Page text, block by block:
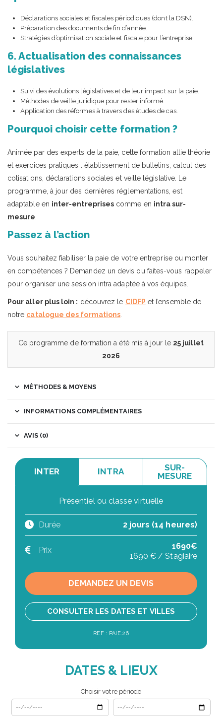
Déclarations sociales et fiscales périodiques (dont la DSN).
Préparation des documents de fin d’année.
Stratégies d’optimisation sociale et fiscale pour l’entreprise.
6. Actualisation des connaissances
législatives
Suivi des évolutions législatives et de leur impact sur la paie.
Méthodes de veille juridique pour rester informé.
Application des réformes à travers des études de cas.
Pourquoi choisir cette formation ?
Animée par des experts de la paie, cette formation allie théorie
et exercices pratiques : établissement de bulletins, calcul des
cotisations, déclarations sociales et veille législative. Le
programme, à jour des dernières réglementations, est
adaptable en inter-entreprises comme en intra sur-
mesure
Passez à l’action
Vous souhaitez fiabiliser la paie de votre entreprise ou monter
en compétences ? Demandez un devis ou faites-vous rappeler
pour organiser une session intra adaptée à vos équipes.
Pour aller plus loin : découvrez le CIDFP et l’ensemble de
notre catalogue des formations
Ce programme de formation a été mis à jour le 25 juillet
2026
MÉTHODES & MOYENS
INFORMATIONS COMPLÉMENTAIRES
AVIS (0)
INTER INTRA
SUR-
MESURE
Présentiel ou classe virtuelle
Durée 2 jours (14 heures)
Prix
1690€
1690 € / Stagiaire
DEMANDEZ UN DEVIS
CONSULTER LES DATES ET VILLES
REF : PAIE.26
DATES & LIEUX
Choisir votre période
Date de début
Date de fin